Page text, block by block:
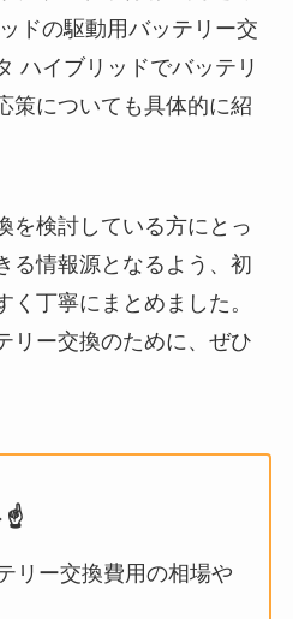
ドの駆動用バッテリー交
ハイブリッドでバッテリ
策についても具体的に紹
を検討している方にとっ
る情報源となるよう、初
丁寧にまとめました。
リー交換のために、ぜひ
☝️
リー交換費用の相場や